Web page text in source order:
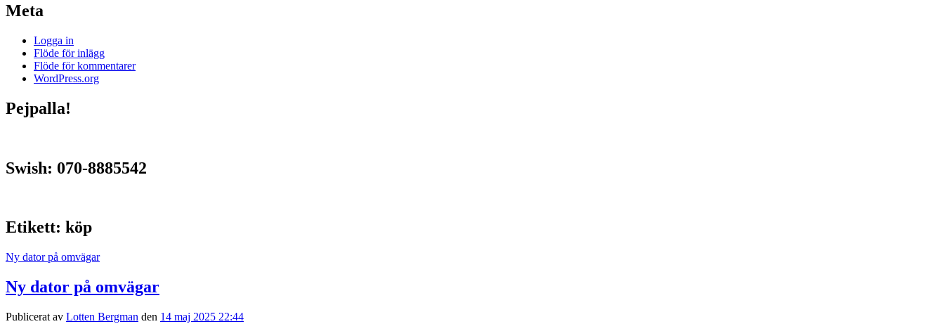
Meta
Logga in
Flöde för inlägg
Flöde för kommentarer
WordPress.org
Pejpalla!
Swish: 070-8885542
Etikett: köp
Ny dator på omvägar
Ny dator på omvägar
Publicerat av Lotten Bergman den 14 maj 2025 22:44